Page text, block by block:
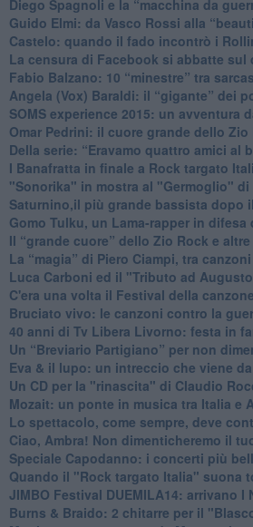
​Diego Spagnoli e la “macchina da
​Guido Elmi: da Vasco Rossi alla
​Castelo: quando il fado incontrò i
La censura di Facebook si abbatte sul
Fabio Balzano: 10 “minestre” tra
Angela (Vox) Baraldi: il “gigante” dei
​SOMS experience 2015: un avventura
Omar Pedrini: il cuore grande dello Zio
Della serie: “Eravamo quattro amici al
I Banafratta in finale a Rock targato
"Sonorika" in mostra al "Germoglio" di
​Saturnino,il più grande bassista dopo
​Gomo Tulku, un Lama-rapper in difesa
​Il “grande cuore” dello Zio Rock e
La “magia” di Piero Ciampi, tra
Luca Carboni ed il "Tributo ad
C'era una volta il Festival della
Bruciato vivo: le canzoni contro la
40 anni di Tv Libera Livorno: festa in
Un “Breviario Partigiano” per non
Eva & il lupo: un intreccio che viene
Un CD per la "rinascita" di Claudio
Mozait: un ponte in musica tra Italia e
Lo spettacolo, come sempre, deve
Ciao, Ambra! Non dimenticheremo il
Speciale Capodanno: i concerti più
Quando il "Rock targato Italia" suona
JIMBO Festival DUEMILA14: arrivano I
Burns & Braido: 2 chitarre per il